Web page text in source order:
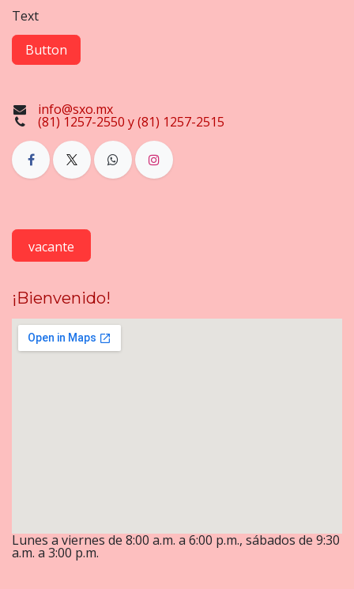
Text
Button
info@sxo.mx
(81) 1257-2550 y (81) 1257-2515
vacante
¡Bienvenido!
Lunes a viernes de 8:00 a.m. a 6:00 p.m., sábados de 9:30
a.m. a 3:00 p.m.